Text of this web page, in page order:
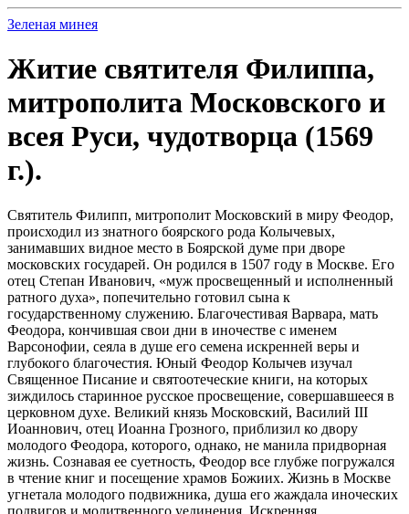
Зеленая минея
Житие святителя Филиппа,
митрополита Московского и
всея Руси, чудотворца (1569
г.).
Святитель Филипп, митрополит Московский в миру Феодор,
происходил из знатного боярского рода Колычевых,
занимавших видное место в Боярской думе при дворе
московских государей. Он родился в 1507 году в Москве. Его
отец Степан Иванович, «муж просвещенный и исполненный
ратного духа», попечительно готовил сына к
государственному служению. Благочестивая Варвара, мать
Феодора, кончившая свои дни в иночестве с именем
Варсонофии, сеяла в душе его семена искренней веры и
глубокого благочестия. Юный Феодор Колычев изучал
Священное Писание и святоотеческие книги, на которых
зиждилось старинное русское просвещение, совершавшееся в
церковном духе. Великий князь Московский, Василий III
Иоаннович, отец Иоанна Грозного, приблизил ко двору
молодого Феодора, которого, однако, не манила придворная
жизнь. Сознавая ее суетность, Феодор все глубже погружался
в чтение книг и посещение храмов Божиих. Жизнь в Москве
угнетала молодого подвижника, душа его жаждала иноческих
подвигов и молитвенного уединения. Искренняя